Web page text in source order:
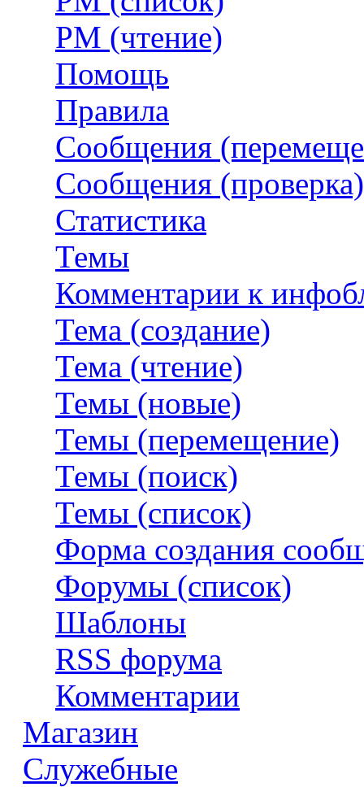
PM (чтение)
Помощь
Правила
Сообщения
Сообщения (проверка)
Статистика
Темы
Комментарии к
Тема (создание)
Тема (чтение)
Темы (новые)
Темы (перемещение)
Темы (поиск)
Темы (список)
Форма создания
Форумы (список)
Шаблоны
RSS форума
Комментарии
Магазин
Служебные